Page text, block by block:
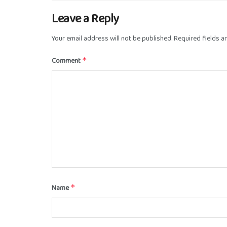
Leave a Reply
Your email address will not be published.Required fields
Comment *
Name*